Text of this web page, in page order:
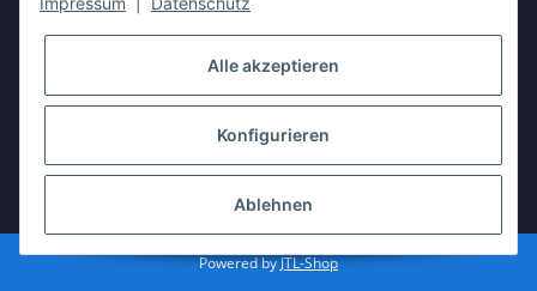
Gesetzliche Informationen
* Alle Preise inkl. gesetzlicher USt., zzgl.Versand
Powered byJTL-Shop
Alle akzeptieren
Konfigurieren
Ablehnen